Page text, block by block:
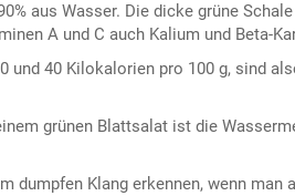
aus Wasser. Die dicke grüne
A und C auch Kalium und Beta-
und 40 Kilokalorien pro 100 g, sind
grünen Blattsalat ist die
dumpfen Klang erkennen, wenn man